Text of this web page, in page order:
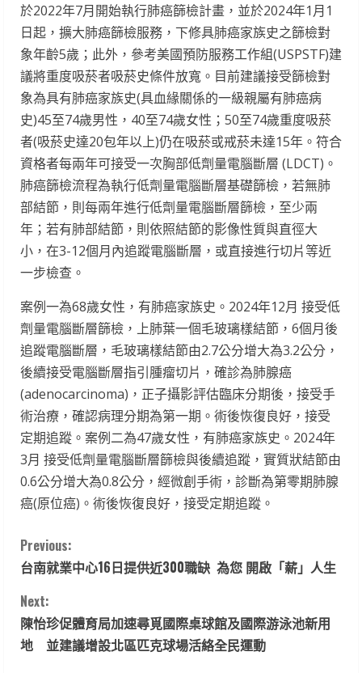
於2022年7月開始執行肺癌篩檢計畫，並於2024年1月1
日起，擴大肺癌篩檢服務，下修具肺癌家族史之篩檢對
象年齡5歲；此外，參考美國預防服務工作組(USPSTF)建
議將重度吸菸者吸菸史條件放寬。目前建議接受篩檢對
象為具有肺癌家族史(具血緣關係的一級親屬有肺癌病
史)45至74歲男性，40至74歲女性；50至74歲重度吸菸
者(吸菸史達20包年以上)仍在吸菸或戒菸未達15年。符合
資格者每兩年可接受一次胸部低劑量電腦斷層 (LDCT)。
肺癌篩檢流程為執行低劑量電腦斷層基礎篩檢，若無肺
部結節，則每兩年進行低劑量電腦斷層篩檢，至少兩
年；若有肺部結節，則依照結節的影像性質與直徑大
小，在3-12個月內追蹤電腦斷層，或直接進行切片等近
一步檢查。
案例一為68歲女性，有肺癌家族史。2024年12月 接受低
劑量電腦斷層篩檢，上肺葉一個毛玻璃樣結節，6個月後
追蹤電腦斷層，毛玻璃樣結節由2.7公分增大為3.2公分，
後續接受電腦斷層指引腫瘤切片，確診為肺腺癌
(adenocarcinoma)，正子攝影評估臨床分期後，接受手
術治療，確認病理分期為第一期。術後恢復良好，接受
定期追蹤。案例二為47歲女性，有肺癌家族史。2024年
3月 接受低劑量電腦斷層篩檢與後續追蹤，實質狀結節由
0.6公分增大為0.8公分，經微創手術，診斷為第零期肺腺
癌(原位癌)。術後恢復良好，接受定期追蹤。
C
o
n
t
Previous:
台南就業中心16日提供近300職缺 為您 開啟「薪」人生
Next:
陳怡珍促體育局加速尋覓國際桌球館及國際游泳池新用
地 並建議增設北區匹克球場活絡全民運動